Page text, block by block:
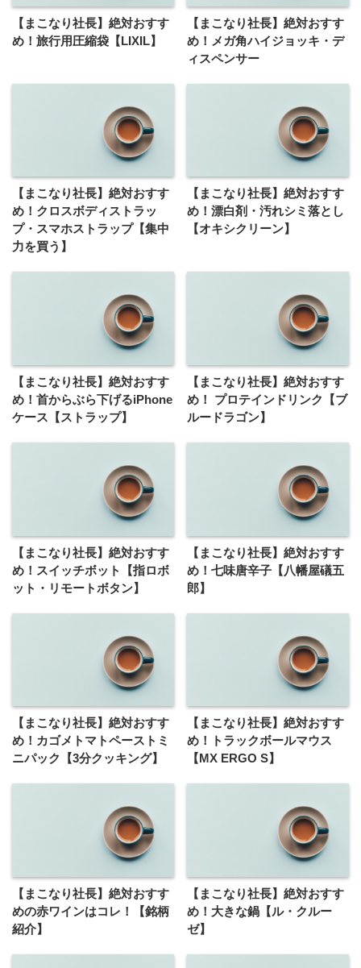
【まこなり社長】絶対おすす
め！旅行用圧縮袋【LIXIL】
【まこなり社長】絶対おすす
め！メガ角ハイジョッキ・デ
ィスペンサー
【まこなり社長】絶対おすす
め！クロスボディストラッ
プ・スマホストラップ【集中
力を買う】
【まこなり社長】絶対おすす
め！漂白剤・汚れシミ落とし
【オキシクリーン】
【まこなり社長】絶対おすす
め！首からぶら下げるiPhone
ケース【ストラップ】
【まこなり社長】絶対おすす
め！ プロテインドリンク【ブ
ルードラゴン】
【まこなり社長】絶対おすす
め！スイッチボット【指ロボ
ット・リモートボタン】
【まこなり社長】絶対おすす
め！七味唐辛子【八幡屋礒五
郎】
【まこなり社長】絶対おすす
め！カゴメトマトペーストミ
ニパック【3分クッキング】
【まこなり社長】絶対おすす
め！トラックボールマウス
【MX ERGO S】
【まこなり社長】絶対おすす
めの赤ワインはコレ！【銘柄
紹介】
【まこなり社長】絶対おすす
め！大きな鍋【ル・クルー
ゼ】